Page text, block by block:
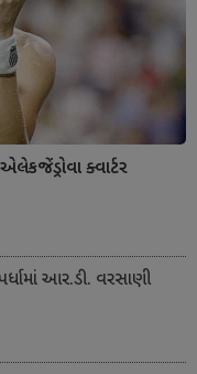
ક્વાર્ટર
આર.ડી. વરસાણી